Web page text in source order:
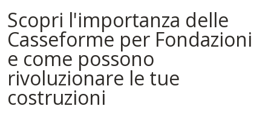
Scopri l'importanza delle
Casseforme per Fondazioni
e come possono
rivoluzionare le tue
costruzioni